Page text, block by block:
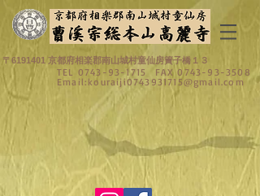
TEL 0743-93-1715 FAX0743-93-3508
Email: kouraiji0743931715@gmail.com
〒6191401 京都府相楽郡南山城村童仙房簀子橋１３